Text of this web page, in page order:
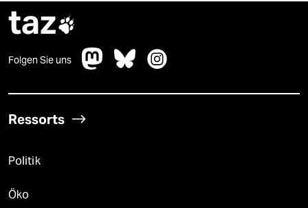
taz
Folgen Sie uns
Ressorts
Politik
Öko